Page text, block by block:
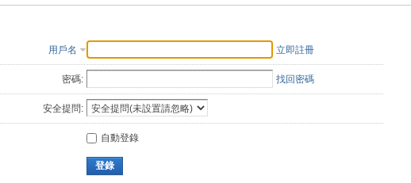
用戶名 立即註冊
密碼: 找回密碼
安全提問:
自動登錄
登錄